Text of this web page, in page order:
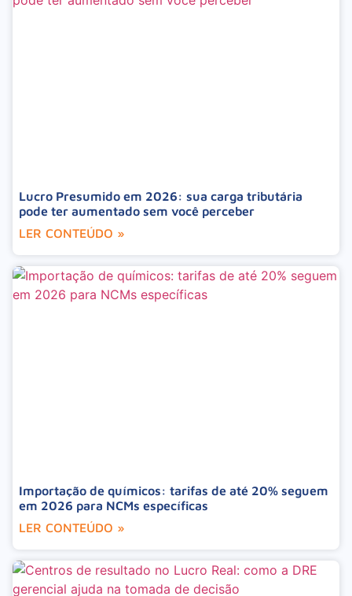
Lucro Presumido em 2026: sua carga tributária
pode ter aumentado sem você perceber
LER CONTEÚDO »
Importação de químicos: tarifas de até 20% seguem
em 2026 para NCMs específicas
LER CONTEÚDO »